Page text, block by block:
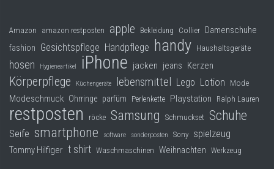
Amazon amazon restposten apple Bekleidung Collier Damenschuhe
fashion Gesichtspflege Handpflege handy Haushaltsgeräte
hosen Hygieneartikel iPhone jacken jeans Kerzen
Körperpflege Küchengeräte lebensmittel Lego Lotion Mode
Modeschmuck Ohrringe parfüm Perlenkette Playstation Ralph Lauren
restposten röcke Samsung Schmuckset Schuhe
Seife smartphone software sonderposten Sony spielzeug
Tommy Hilfiger t shirt Waschmaschinen Weihnachten Werkzeug